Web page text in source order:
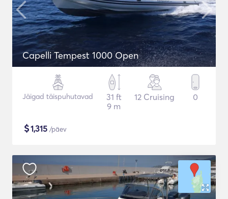
Capelli Tempest 1000 Open
Jäigad täispuhutavad
31 ft
9 m
12 Cruising 0
$1,315 /päev